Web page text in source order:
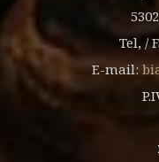
Tel, /
E-mail: